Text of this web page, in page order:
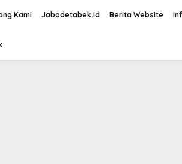
Kami Jabodetabek.Id Berita Website